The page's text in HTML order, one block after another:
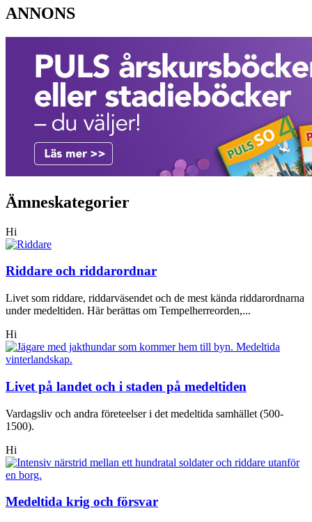
ANNONS
Ämneskategorier
Hi
Riddare och riddarordnar
Livet som riddare, riddarväsendet och de mest kända riddarordnarna
under medeltiden. Här berättas om Tempelherreorden,...
Hi
Livet på landet och i staden på medeltiden
Vardagsliv och andra företeelser i det medeltida samhället (500-
1500).
Hi
Medeltida krig och försvar